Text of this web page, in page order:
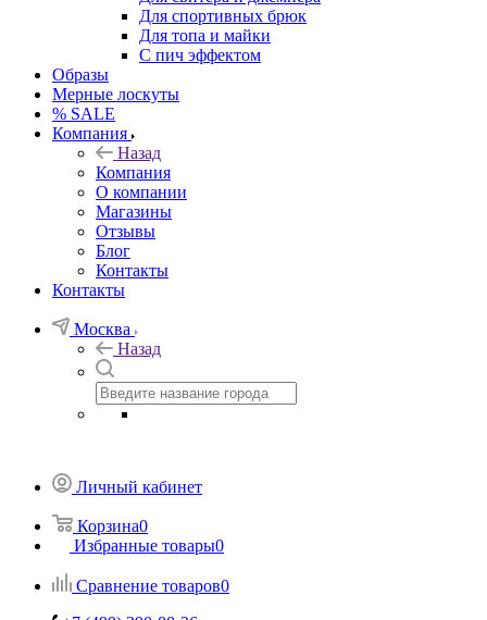
Для спортивных брюк
Для топа и майки
С пич эффектом
Образы
Мерные лоскуты
% SALE
Компания
Назад
Компания
О компании
Магазины
Отзывы
Блог
Контакты
Контакты
Москва
Назад
Личный кабинет
Корзина0
Избранные товары0
Сравнение товаров0